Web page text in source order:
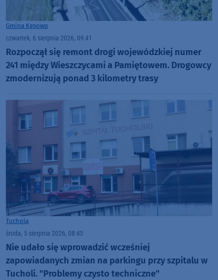
Gmina Kęsowo
czwartek, 6 sierpnia 2026, 09:41
Rozpoczął się remont drogi wojewódzkiej numer
241 między Wieszczycami a Pamiętowem. Drogowcy
zmodernizują ponad 3 kilometry trasy
Tuchola
środa, 5 sierpnia 2026, 08:43
Nie udało się wprowadzić wcześniej
zapowiadanych zmian na parkingu przy szpitalu w
Tucholi. "Problemy czysto techniczne"